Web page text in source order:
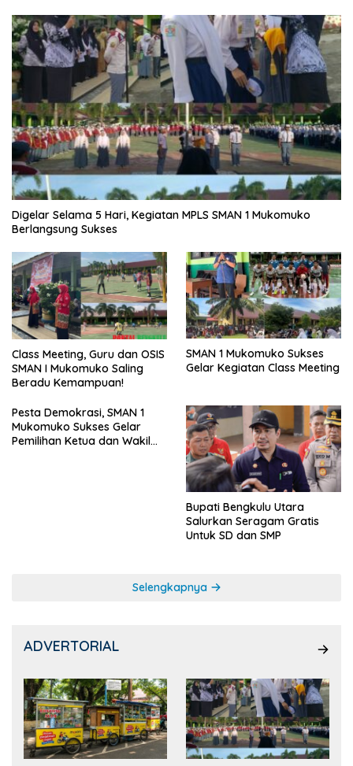
Digelar Selama 5 Hari, Kegiatan MPLS SMAN 1 Mukomuko
Berlangsung Sukses
Class Meeting, Guru dan OSIS
SMAN I Mukomuko Saling
Beradu Kemampuan!
SMAN 1 Mukomuko Sukses
Gelar Kegiatan Class Meeting
Pesta Demokrasi, SMAN 1
Mukomuko Sukses Gelar
Pemilihan Ketua dan Wakil
Bupati Bengkulu Utara
Salurkan Seragam Gratis
Untuk SD dan SMP
Selengkapnya
ADVERTORIAL